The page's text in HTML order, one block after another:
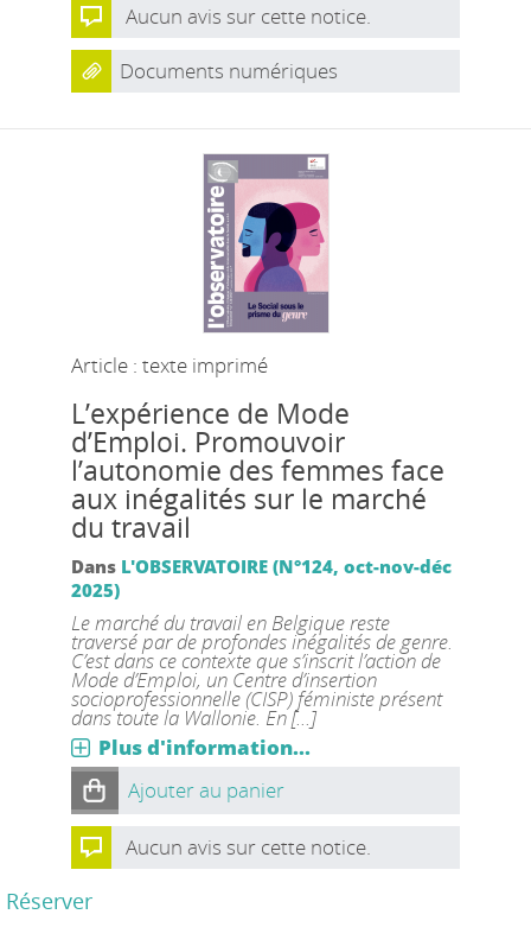
Aucun avis sur cette notice.
Documents numériques
Article : texte imprimé
L’expérience de Mode
d’Emploi. Promouvoir
l’autonomie des femmes face
aux inégalités sur le marché
du travail
Dans L'OBSERVATOIRE (N°124, oct-nov-déc
2025)
Le marché du travail en Belgique reste
traversé par de profondes inégalités de genre.
C’est dans ce contexte que s’inscrit l’action de
Mode d’Emploi, un Centre d’insertion
socioprofessionnelle (CISP) féministe présent
dans toute la Wallonie. En [...]
Plus d'information...
Ajouter au panier
Aucun avis sur cette notice.
Réserver